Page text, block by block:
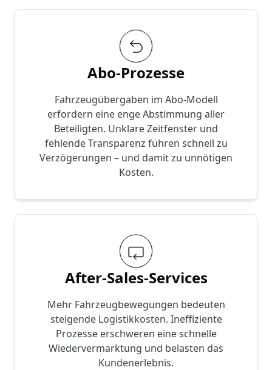
Abo-Prozesse
Fahrzeugübergaben im Abo-Modell
erfordern eine enge Abstimmung aller
Beteiligten. Unklare Zeitfenster und
fehlende Transparenz führen schnell zu
Verzögerungen – und damit zu unnötigen
Kosten.
After-Sales-Services
Mehr Fahrzeugbewegungen bedeuten
steigende Logistikkosten. Ineffiziente
Prozesse erschweren eine schnelle
Wiedervermarktung und belasten das
Kundenerlebnis.